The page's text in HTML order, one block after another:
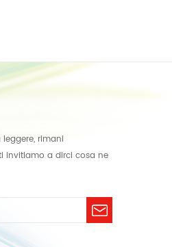
rimani
invitiamo a dirci cosa ne